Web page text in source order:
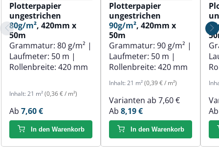
Plotterpapier
ungestrichen
80g/m², 420mm x
50m
Grammatur: 80 g/m² |
Laufmeter: 50 m |
Rollenbreite: 420 mm
Inhalt: 21 m²(0,36 € / m²)
Ab 7,60 €
In den Warenkorb
Plotterpapier
ungestrichen
90g/m², 420mm x
50m
Grammatur: 90 g/m² |
Laufmeter: 50 m |
Rollenbreite: 420 mm
Inhalt: 21 m²(0,39 € / m²)
Varianten ab 7,60 €
Ab 8,19 €
In den Warenkorb